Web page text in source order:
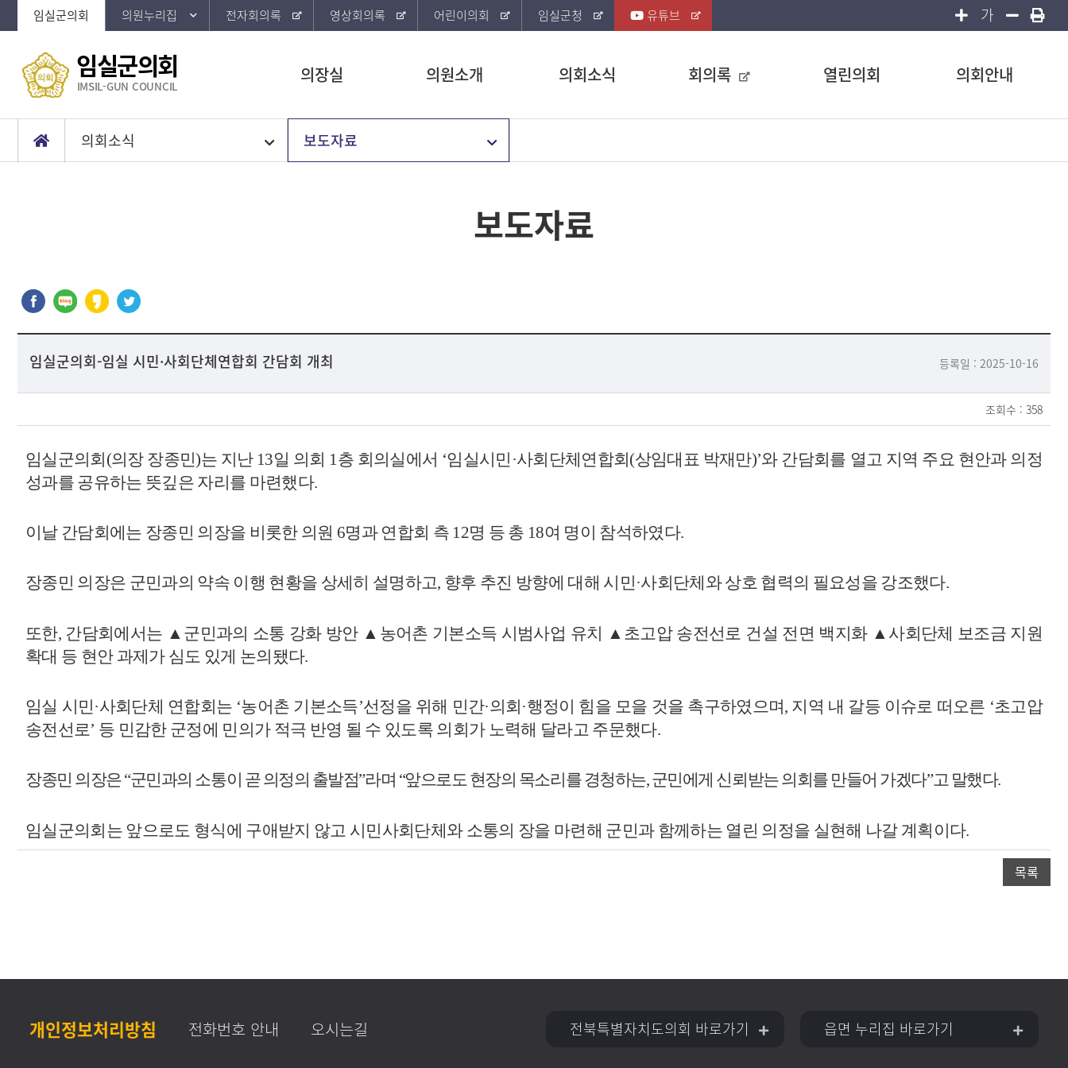
임실군의회 의원누리집 전자회의록 영상회의록 어린이의회 임실군청 유튜브 가
임실군의회
IMSIL-GUN COUNCIL
의장실 의원소개 의회소식 회의록 열린의회 의회안내
의회소식 보도자료
보도자료
임실군의회-임실 시민·사회단체연합회 간담회 개최 등록일 : 2025-10-16
조회수 : 358
임실군의회(의장 장종민)는 지난 13일 의회 1 층 회의실에서 ‘임실시민 ·사회단체연합회(상임대표 박재만)’와 간담회를 열고 지역 주요 현안과 의정
성과를 공유하는 뜻깊은 자리를 마련했다.
이날 간담회에는 장종민 의장을 비롯한 의원 6명과 연합회 측 12명 등 총 18여 명이 참석하였다.
장종민 의장은 군민과의 약속 이행 현황을 상세히 설명하고, 향후 추진 방향에 대해 시민·사회단체와 상호 협력의 필요성을 강조했다.
또한, 간담회에서는 ▲ 군민과의 소통 강화 방안 ▲ 농어촌 기본소득 시범사업 유치 ▲ 초고압 송전선로 건설 전면 백지화 ▲ 사회단체 보조금 지원
확대 등 현안 과제가 심도 있게 논의됐다.
임실 시민·사회단체 연합회는 ‘농어촌 기본소득’선정을 위해 민간·의회·행정이 힘을 모을 것을 촉구하였으며, 지역 내 갈등 이슈로 떠오른 ‘초고압
송전선로’ 등 민감한 군정에 민의가 적극 반영 될 수 있도록 의회가 노력해 달라고 주문했다.
장종민 의장은“군민과의 소통이 곧 의정의 출발점”라며 “앞으로도 현장의 목소리를 경청하는,군민에게 신뢰받는 의회를 만들어 가겠다”고 말했다.
임실군의회는 앞으로도 형식에 구애받지 않고 시민사회단체와 소통의 장을 마련해 군민과 함께하는 열린 의정을 실현해 나갈 계획이다.
목록
개인정보처리방침 전화번호 안내 오시는길 전북특별자치도의회 바로가기 읍면 누리집 바로가기